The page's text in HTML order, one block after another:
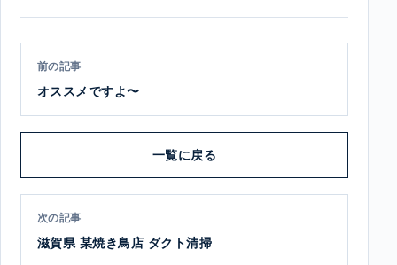
前の記事
オススメですよ〜
一覧に戻る
次の記事
滋賀県 某焼き鳥店 ダクト清掃